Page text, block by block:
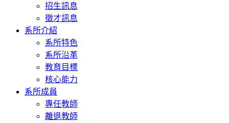
招生訊息
徵才訊息
系所介紹
系所特色
系所沿革
教育目標
核心能力
系所成員
專任教師
離退教師